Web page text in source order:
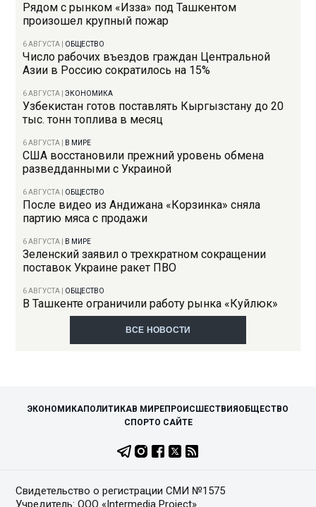
Рядом с рынком «Изза» под Ташкентом
произошел крупный пожар
6 АВГУСТА ОБЩЕСТВО
Число рабочих въездов граждан Центральной
Азии в Россию сократилось на 15%
6 АВГУСТА |ЭКОНОМИКА
Узбекистан готов поставлять Кыргызстану до 20
тыс. тонн топлива в месяц
6 АВГУСТА В МИРЕ
США восстановили прежний уровень обмена
разведданными с Украиной
6 АВГУСТА ОБЩЕСТВО
После видео из Андижана «Корзинка» сняла
партию мяса с продажи
6 АВГУСТА В МИРЕ
Зеленский заявил о трехкратном сокращении
поставок Украине ракет ПВО
6 АВГУСТА ОБЩЕСТВО
В Ташкенте ограничили работу рынка «Куйлюк»
ВСЕ НОВОСТИ
ЭКОНОМИКАПОЛИТИКАВ МИРЕПРОИСШЕСТВИЯ ОБЩЕСТВО
СПОРТО САЙТЕ
Свидетельство о регистрации СМИ №1575
Учредитель: ООО «Intermedia Project»